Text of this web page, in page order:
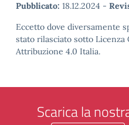
Pubblicato: 18.12.2024 -
Eccetto dove diversamente
stato rilasciato sotto Licenza
Attribuzione 4.0 Italia.
Scarica la